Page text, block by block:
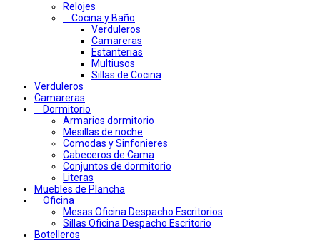
Relojes
Cocina y Baño
Verduleros
Camareras
Estanterias
Multiusos
Sillas de Cocina
Verduleros
Camareras
Dormitorio
Armarios dormitorio
Mesillas de noche
Comodas y Sinfonieres
Cabeceros de Cama
Conjuntos de dormitorio
Literas
Muebles de Plancha
Oficina
Mesas Oficina Despacho Escritorios
Sillas Oficina Despacho Escritorio
Botelleros